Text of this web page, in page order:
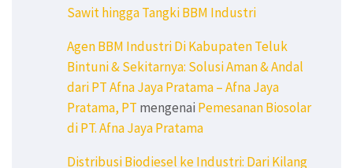
Sawit hingga Tangki BBM Industri
Agen BBM Industri Di Kabupaten Teluk
Bintuni & Sekitarnya: Solusi Aman & Andal
dari PT Afna Jaya Pratama – Afna Jaya
Pratama, PT mengenai Pemesanan Biosolar
di PT. Afna Jaya Pratama
Distribusi Biodiesel ke Industri: Dari Kilang